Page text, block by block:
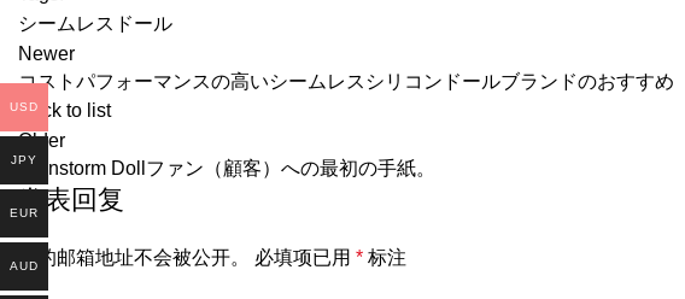
シームレスドール
Newer
コストパフォーマンスの高いシームレスシリコンドールブランドのおすすめ
Back to list
Older
Rainstorm Dollファン（顧客）への最初の手紙。
发表回复
您的邮箱地址不会被公开。 必填项已用 * 标注
USD
JPY
EUR
AUD